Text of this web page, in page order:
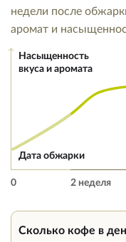
недели после
аромат и
Насыщенность
вкуса и аромата
Дата обжарки
0 2 неделя
Сколько кофе в